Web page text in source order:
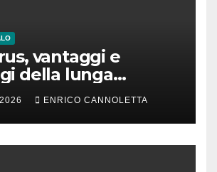
vantaggi e
della lunga
ENRICO CANNOLETTA